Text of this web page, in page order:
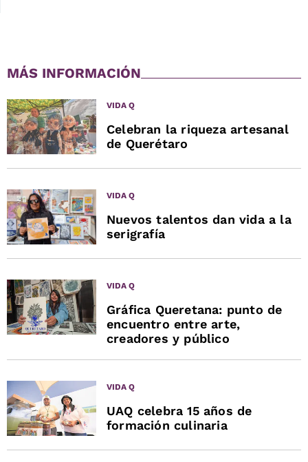
MÁS INFORMACIÓN
VIDA Q
Celebran la riqueza artesanal
de Querétaro
VIDA Q
Nuevos talentos dan vida a la
serigrafía
VIDA Q
Gráfica Queretana: punto de
encuentro entre arte,
creadores y público
VIDA Q
UAQ celebra 15 años de
formación culinaria